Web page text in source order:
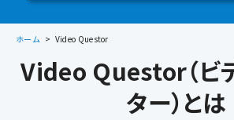
ホーム Video Questor
Video Questor（ビ
ター）とは